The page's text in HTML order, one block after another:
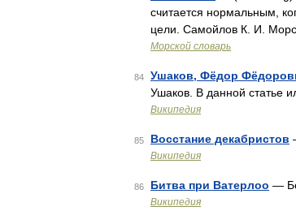
считается нормальным,
цели. Самойлов К. И.
Морской словарь
84 Ушаков, Фёдор
Ушаков. В данной статье
Википедия
85 Восстание декабристов
Википедия
86 Битва при Ватерлоо —
Википедия